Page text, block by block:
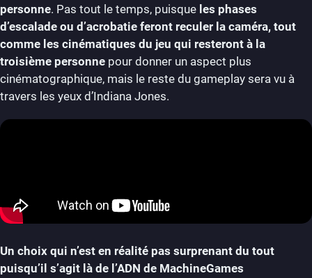
personne. Pas tout le temps, puisque les phases
d’escalade ou d’acrobatie feront reculer la caméra, tout
comme les cinématiques du jeu qui resteront à la
troisième personne pour donner un aspect plus
cinématographique, mais le reste du gameplay sera vu à
travers les yeux d’Indiana Jones.
Un choix qui n’est en réalité pas surprenant du tout
puisqu’il s’agit là de l’ADN de MachineGames